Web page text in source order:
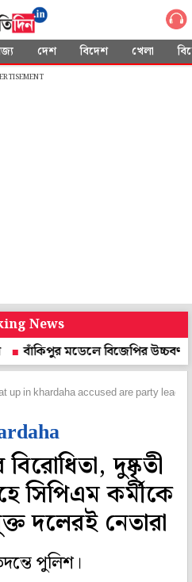
দেশ বিদেশ খেলা
News
মডেলে বিজেপির উচ্চবর্ণ
up in khardaha accused are party
বিরোধিতা, দুষ্কৃতী
সিপিএম কর্মীকে
দলেরই নেতারা
পুলিশ।